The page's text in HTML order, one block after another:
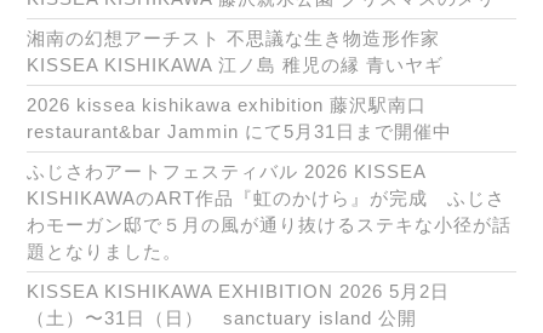
湘南の幻想アーチスト 不思議な生き物造形作家
KISSEA KISHIKAWA 江ノ島 稚児の縁 青いヤギ
2026 kissea kishikawa exhibition 藤沢駅南口
restaurant&bar Jammin にて5月31日まで開催中
ふじさわアートフェスティバル 2026 KISSEA
KISHIKAWAのART作品『虹のかけら』が完成 ふじさ
わモーガン邸で５月の風が通り抜けるステキな小径が話
題となりました。
KISSEA KISHIKAWA EXHIBITION 2026 5月2日
（土）〜31日（日） sanctuary island 公開